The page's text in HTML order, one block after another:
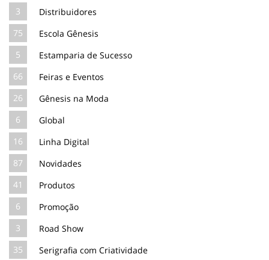
3
Distribuidores
75
Escola Gênesis
5
Estamparia de Sucesso
66
Feiras e Eventos
26
Gênesis na Moda
6
Global
16
Linha Digital
87
Novidades
41
Produtos
6
Promoção
3
Road Show
35
Serigrafia com Criatividade